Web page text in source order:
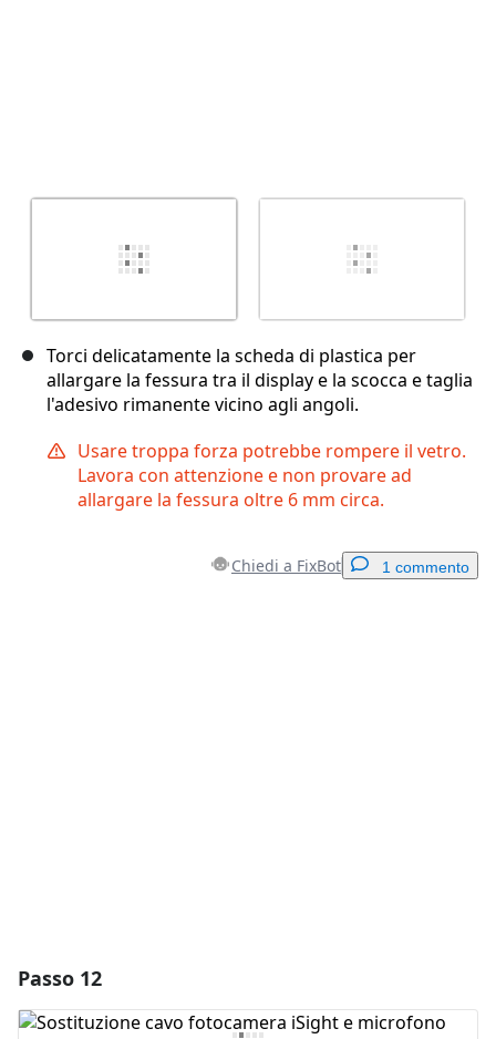
Torci delicatamente la scheda di plastica per
allargare la fessura tra il display e la scocca e taglia
l'adesivo rimanente vicino agli angoli.
Usare troppa forza potrebbe rompere il vetro.
Lavora con attenzione e non provare ad
allargare la fessura oltre 6 mm circa.
Chiedi a FixBot 1 commento
Passo 12